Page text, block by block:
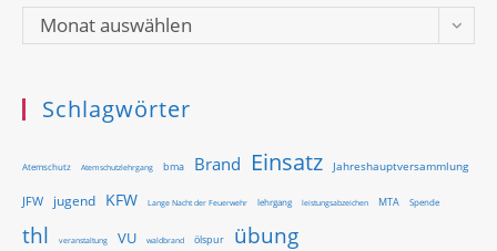
Archiv
Monat auswählen
Schlagwörter
Atemschutz Atemschutzlehrgang bma Brand Einsatz Jahreshauptversammlung
JFW jugend KFW Lange Nacht der Feuerwehr lehrgang leistungsabzeichen MTA Spende
thl veranstaltung VU waldbrand ölspur übung